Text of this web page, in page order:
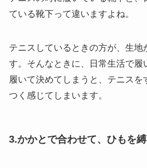
ている靴下って違いますよね。
テニスしているときの方が、生地
す。そんなときに、日常生活で履
履いて決めてしまうと、テニスを
つく感じてしまいます。
3.かかとで合わせて、ひもを